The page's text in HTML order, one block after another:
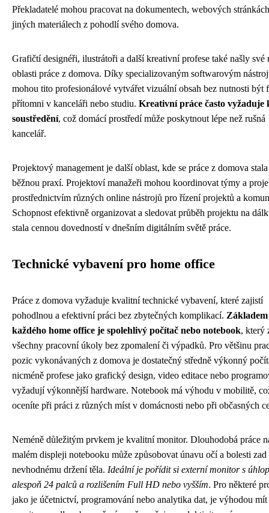
Překladatelé mohou pracovat na dokumentech, webových
jiných materiálech z pohodlí svého domova.
Grafičtí designéři, ilustrátoři a další kreativní profese také našly své
oblasti práce z domova. Díky specializovaným softwarovým
mohou tito profesionálové vytvářet vizuální obsah bez nutnosti být
přítomni v kanceláři nebo studiu. Kreativní práce často vyžaduje
soustředění, což domácí prostředí může poskytnout lépe než rušná
kancelář.
Projektový management je další oblast, kde se práce z domova stala
běžnou praxí. Projektoví manažeři mohou koordinovat týmy a
prostřednictvím různých online nástrojů pro řízení projektů a
Schopnost efektivně organizovat a sledovat průběh projektu na
stala cennou dovedností v dnešním digitálním světě práce.
Technické vybavení pro home office
Práce z domova vyžaduje kvalitní technické vybavení, které zajistí
pohodlnou a efektivní práci bez zbytečných komplikací. Základem
každého home office je spolehlivý počítač nebo notebook, který
všechny pracovní úkoly bez zpomalení či výpadků. Pro většinu
pozic vykonávaných z domova je dostatečný středně výkonný
nicméně profese jako grafický design, video editace nebo
vyžadují výkonnější hardware. Notebook má výhodu v mobilitě,
oceníte při práci z různých míst v domácnosti nebo při občasných
Neméně důležitým prvkem je kvalitní monitor. Dlouhodobá práce
malém displeji notebooku může způsobovat únavu očí a bolesti
nevhodnému držení těla. Ideální je pořídit si externí monitor s
alespoň 24 palců a rozlišením Full HD nebo vyšším. Pro některé
jako je účetnictví, programování nebo analytika dat, je výhodou mít